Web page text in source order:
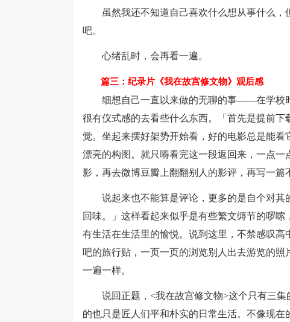
虽然我还不知道自己喜欢什么想从事什么，
吧。
心绪乱时，会再看一遍。
篇三：纪录片《我在故宫修文物》观后感
细想自己一直以来做的无聊的事——在学校时
很有仪式感的去看些什么东西。「首先是提前
觉。坐起来摆好架势开始看，好的电影总是能
漂亮的构图。就只嘚看完这一段返回来，一点
影，再去微博豆瓣上翻翻别人的影评，再写一篇
说起来也不能算是评论，更多的是自个对其
回味。」这样看起来似乎是有些繁文缛节的啰
有生活在生活里的愉悦。说到这里，不禁感叹
吧的旅行贴，一页一页的浏览别人出去游览的
一遍一样。
说回正题，<我在故宫修文物>这个只有三集
的也只是匠人们平和朴实的日常生活。不像现